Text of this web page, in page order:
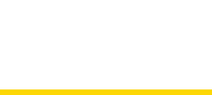
από τον Ντάνι
οι συμμετέχοντες στο
προσκαλούμε να